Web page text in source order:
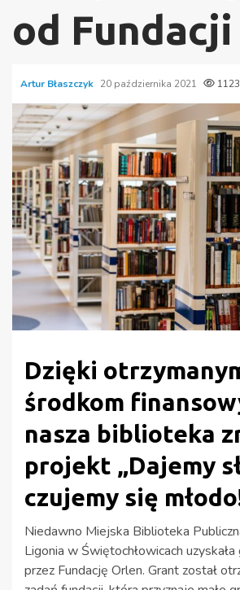
od
Artur Błaszczyk 20 października 2021 1123
Dzięki
środkom
nasza biblioteka
projekt „Dajemy
czujemy się
Niedawno Miejska Biblioteka
Ligonia w Świętochłowicach
przez Fundację Orlen. Grant został